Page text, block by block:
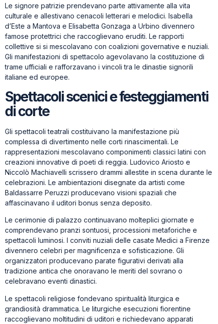
Le signore patrizie prendevano parte attivamente alla vita
culturale e allestivano cenacoli letterari e melodici. Isabella
d’Este a Mantova e Elisabetta Gonzaga a Urbino divennero
famose protettrici che raccoglievano eruditi. Le rapporti
collettive si si mescolavano con coalizioni governative e nuziali.
Gli manifestazioni di spettacolo agevolavano la costituzione di
trame ufficiali e rafforzavano i vincoli tra le dinastie signorili
italiane ed europee.
Spettacoli scenici e festeggiamenti
di corte
Gli spettacoli teatrali costituivano la manifestazione più
complessa di divertimento nelle corti rinascimentali. Le
rappresentazioni mescolavano componimenti classici latini con
creazioni innovative di poeti di reggia. Ludovico Ariosto e
Niccolò Machiavelli scrissero drammi allestite in scena durante le
celebrazioni. Le ambientazioni disegnate da artisti come
Baldassarre Peruzzi producevano visioni spaziali che
affascinavano il uditori bonus senza deposito.
Le cerimonie di palazzo continuavano molteplici giornate e
comprendevano pranzi sontuosi, processioni metaforiche e
spettacoli luminosi. I conviti nuziali delle casate Medici a Firenze
divennero celebri per magnificenza e sofisticazione. Gli
organizzatori producevano parate figurativi derivati alla
tradizione antica che onoravano le meriti del sovrano o
celebravano eventi dinastici.
Le spettacoli religiose fondevano spiritualità liturgica e
grandiosità drammatica. Le liturgiche esecuzioni fiorentine
raccoglievano moltitudini di uditori e richiedevano apparati